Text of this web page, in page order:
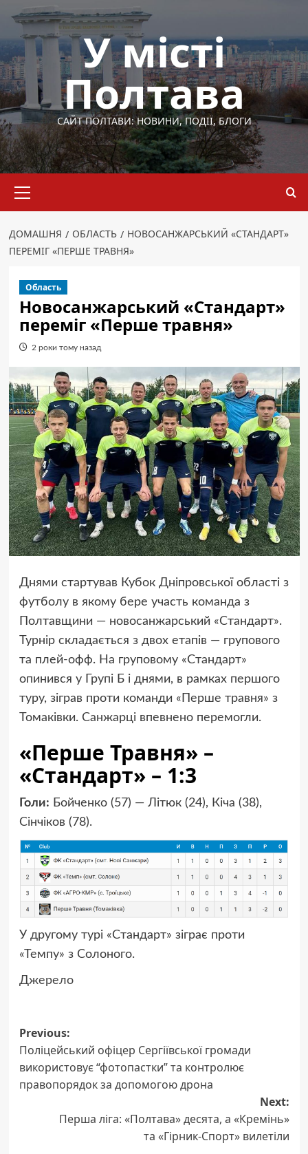
Перейти
вмісту
У місті
Полтава
САЙТ ПОЛТАВИ: НОВИНИ, ПОДІЇ, БЛОГИ
меню
ДОМАШНЯ ОБЛАСТЬ
НОВОСАНЖАРСЬКИЙ «СТАНДАРТ»
ПЕРЕМІГ «ПЕРШЕ ТРАВНЯ»
Область
Новосанжарський «Стандарт»
переміг «Перше травня»
2 роки тому назад
Днями стартував Кубок Дніпровської області з
футболу в якому бере участь команда з
Полтавщини — новосанжарський «Стандарт».
Турнір складається з двох етапів — групового
та плей-офф. На груповому «Стандарт»
опинився у Групі Б і днями, в рамках першого
туру, зіграв проти команди «Перше травня» з
Томаківки. Санжарці впевнено перемогли.
«Перше Травня» –
«Стандарт» – 1:3
Голи: Бойченко (57) — Літюк (24), Кіча (38),
Сінчіков (78).
У другому турі «Стандарт» зіграє проти
«Темпу» з Солоного.
Джерело
Post
navigation
Previous:
Поліцейський офіцер Сергіївської громади
використовує “фотопастки” та контролює
правопорядок за допомогою дрона
Next:
Перша ліга: «Полтава» десята, а «Кремінь»
та «Гірник-Спорт» вилетіли